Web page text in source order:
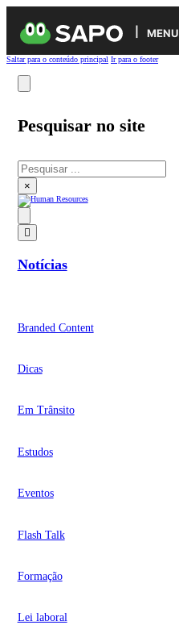
MENU
Saltar para o conteúdo principal Ir para o footer
Pesquisar no site
Pesquisar
×
Notícias
Branded Content
Dicas
Em Trânsito
Estudos
Eventos
Flash Talk
Formação
Lei laboral